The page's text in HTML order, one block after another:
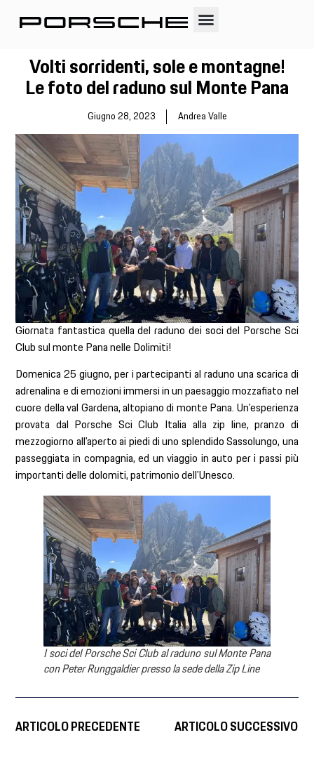
Volti sorridenti, sole e montagne!
Le foto del raduno sul Monte Pana
Giugno 28, 2023 Andrea Valle
Giornata fantastica quella del raduno dei soci del Porsche Sci
Club sul monte Pana nelle Dolimiti!
Domenica 25 giugno, per i partecipanti al raduno una scarica di
adrenalina e di emozioni immersi in un paesaggio mozzafiato nel
cuore della val Gardena, altopiano di monte Pana. Un’esperienza
provata dal Porsche Sci Club Italia alla zip line, pranzo di
mezzogiorno all’aperto ai piedi di uno splendido Sassolungo, una
passeggiata in compagnia, ed un viaggio in auto per i passi più
importanti delle dolomiti, patrimonio dell’Unesco.
I soci del Porsche Sci Club al raduno sul Monte Pana
con Peter Runggaldier presso la sede della Zip Line
ARTICOLO PRECEDENTE ARTICOLO SUCCESSIVO